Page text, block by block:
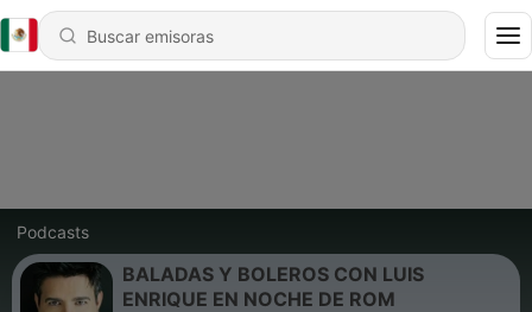
Podcasts
BALADAS Y BOLEROS CON LUIS
ENRIQUE EN NOCHE DE ROM